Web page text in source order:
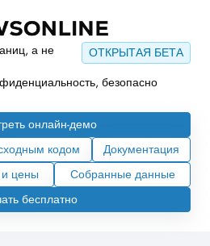
ОТКРЫТАЯ БЕТА
а не
безопасно
онлайн-демо
кодом
Документация
цены
Собранные данные
бесплатно